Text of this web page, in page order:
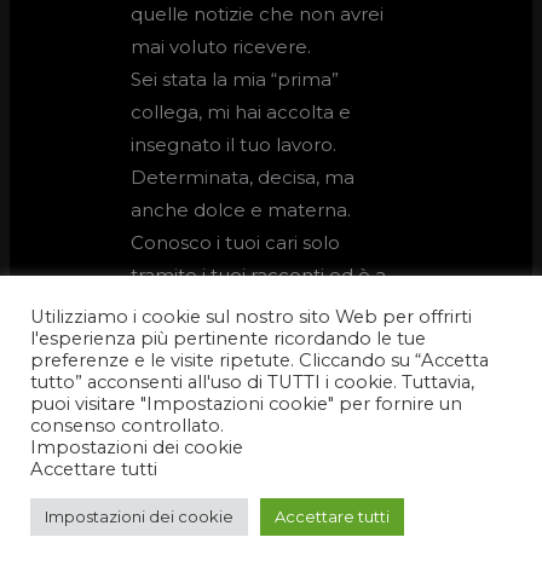
quelle notizie che non avrei
mai voluto ricevere.
Sei stata la mia “prima”
collega, mi hai accolta e
insegnato il tuo lavoro.
Determinata, decisa, ma
anche dolce e materna.
Conosco i tuoi cari solo
tramite i tuoi racconti ed è a
loro che va il mio abbraccio,
soprattutto al tuo amato
Davide.
Buon Viaggio, ti porterò
sempre nel mio cuore.
Fiorella Battistella
Utilizziamo i cookie sul nostro sito Web per offrirti
l'esperienza più pertinente ricordando le tue
preferenze e le visite ripetute. Cliccando su “Accetta
tutto” acconsenti all'uso di TUTTI i cookie. Tuttavia,
puoi visitare "Impostazioni cookie" per fornire un
consenso controllato.
Impostazioni dei cookie
Accettare tutti
Impostazioni dei cookie Accettare tutti